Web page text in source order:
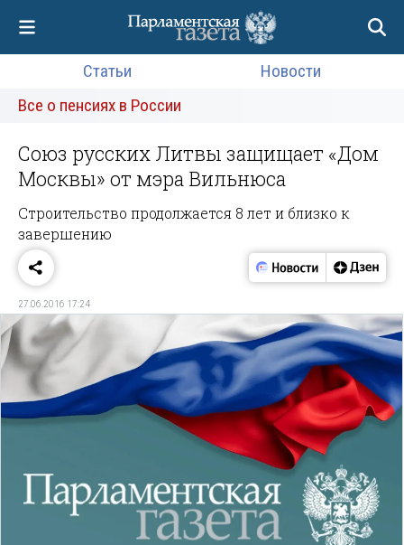
Статьи
Новости
Все о пенсиях в России
Союз русских Литвы защищает «Дом
Москвы» от мэра Вильнюса
Строительство продолжается 8 лет и близко к
завершению
27.06.2016 17:24